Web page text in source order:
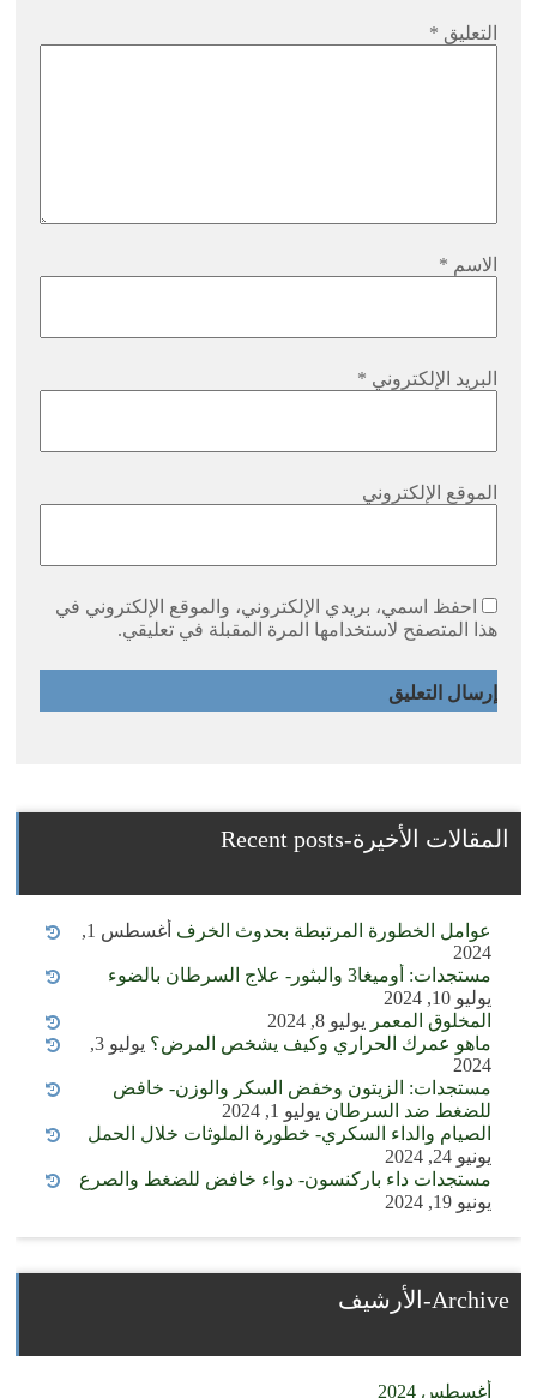
التعليق *
الاسم *
البريد الإلكتروني *
الموقع الإلكتروني
احفظ اسمي، بريدي الإلكتروني، والموقع الإلكتروني في
هذا المتصفح لاستخدامها المرة المقبلة في تعليقي.
المقالات الأخيرة-Recent posts
عوامل الخطورة المرتبطة بحدوث الخرف
أغسطس 1,
2024
مستجدات: أوميغا3 والبثور- علاج السرطان بالضوء
يوليو 10, 2024
المخلوق المعمر يوليو 8, 2024
ماهو عمرك الحراري وكيف يشخص المرض؟
يوليو 3,
2024
مستجدات: الزيتون وخفض السكر والوزن- خافض
للضغط ضد السرطان يوليو 1, 2024
الصيام والداء السكري- خطورة الملوثات خلال الحمل
يونيو 24, 2024
مستجدات داء باركنسون- دواء خافض للضغط والصرع
يونيو 19, 2024
Archive-الأرشيف
أغسطس 2024